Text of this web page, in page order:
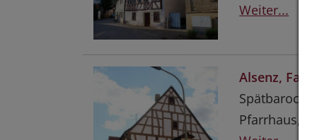
Weiter...
Alsenz,
Pfarrhaus,